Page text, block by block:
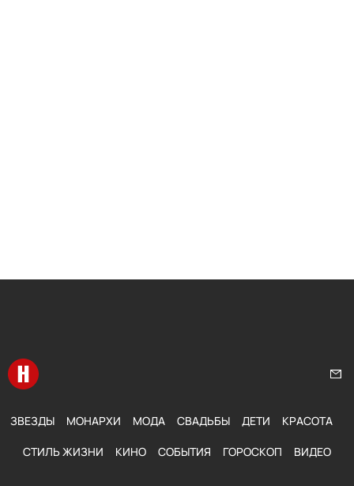
Перейти на главную
ЗВЕЗДЫ МОНАРХИ МОДА СВАДЬБЫ ДЕТИ КРАСОТА
СТИЛЬ ЖИЗНИ КИНО СОБЫТИЯ ГОРОСКОП ВИДЕО